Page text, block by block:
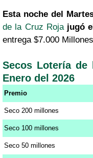
Esta noche del
de la Cruz Roja jugó
entrega $7.000
Secos Lotería de
Enero del 2026
Premio
Seco 200 millones
Seco 100 millones
Seco 50 millones